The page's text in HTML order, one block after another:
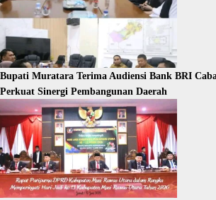
Bupati Muratara Terima Audiensi Bank BRI
Perkuat Sinergi Pembangunan Daerah